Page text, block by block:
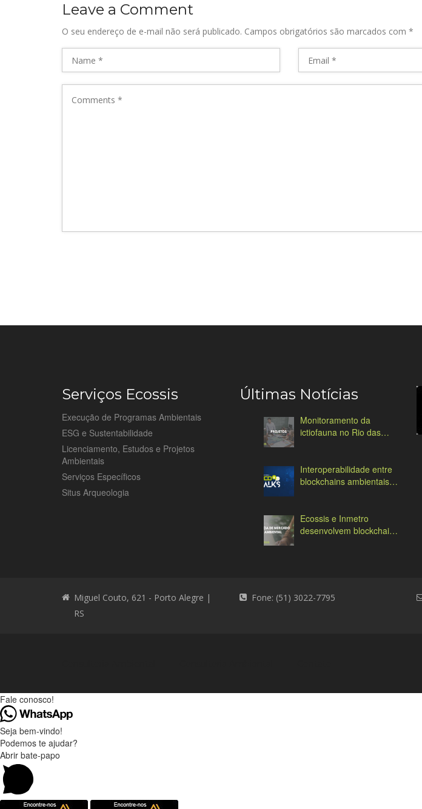
Leave a Comment
O seu endereço de e-mail não será publicado. Campos obrigatórios são marcados com *
Serviços Ecossis
Execução de Programas Ambientais
ESG e Sustentabilidade
Licenciamento, Estudos e Projetos
Ambientais
Serviços Específicos
Situs Arqueologia
Últimas Notícias
Monitoramento da
ictiofauna no Rio das
Interoperabilidade entre
blockchains ambientais:
Ecossis e Inmetro
desenvolvem blockchain
Miguel Couto, 621 - Porto Alegre |
RS
Fone: (51) 3022-7795
Fale conosco!
Seja bem-vindo!
Podemos te ajudar?
Abrir bate-papo